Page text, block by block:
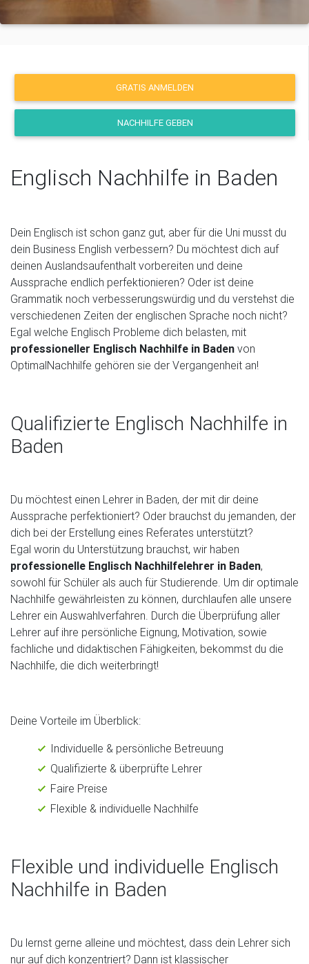
GRATIS ANMELDEN
NACHHILFE GEBEN
Englisch Nachhilfe in Baden
Dein Englisch ist schon ganz gut, aber für die Uni musst du
dein Business English verbessern? Du möchtest dich auf
deinen Auslandsaufenthalt vorbereiten und deine
Aussprache endlich perfektionieren? Oder ist deine
Grammatik noch verbesserungswürdig und du verstehst die
verschiedenen Zeiten der englischen Sprache noch nicht?
Egal welche Englisch Probleme dich belasten, mit
professioneller Englisch Nachhilfe in Baden von
OptimalNachhilfe gehören sie der Vergangenheit an!
Qualifizierte Englisch Nachhilfe in
Baden
Du möchtest einen Lehrer in Baden, der mit dir deine
Aussprache perfektioniert? Oder brauchst du jemanden, der
dich bei der Erstellung eines Referates unterstützt?
Egal worin du Unterstützung brauchst, wir haben
professionelle Englisch Nachhilfelehrer in Baden,
sowohl für Schüler als auch für Studierende. Um dir optimale
Nachhilfe gewährleisten zu können, durchlaufen alle unsere
Lehrer ein Auswahlverfahren. Durch die Überprüfung aller
Lehrer auf ihre persönliche Eignung, Motivation, sowie
fachliche und didaktischen Fähigkeiten, bekommst du die
Nachhilfe, die dich weiterbringt!
Deine Vorteile im Überblick:
Individuelle & persönliche Betreuung
Qualifizierte & überprüfte Lehrer
Faire Preise
Flexible & individuelle Nachhilfe
Flexible und individuelle Englisch
Nachhilfe in Baden
Du lernst gerne alleine und möchtest, dass dein Lehrer sich
nur auf dich konzentriert? Dann ist klassischer